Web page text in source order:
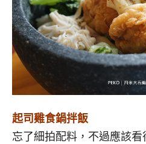
起司雞食鍋拌飯
忘了細拍配料，不過應該